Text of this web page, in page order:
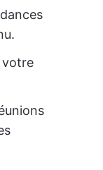
votre